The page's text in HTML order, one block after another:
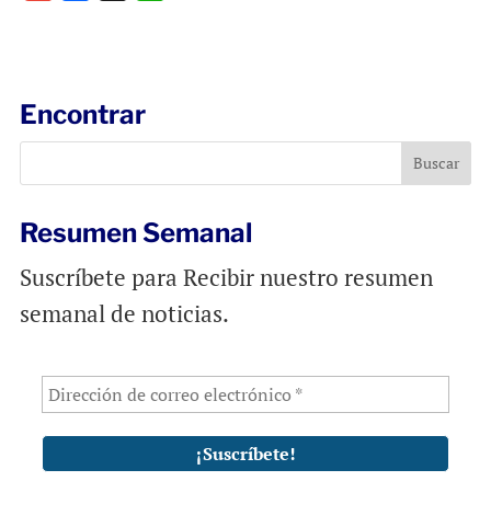
o
k
p
Encontrar
Resumen Semanal
Suscríbete para Recibir nuestro resumen
semanal de noticias.